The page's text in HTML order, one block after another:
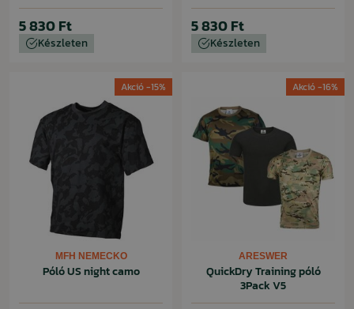
5 830 Ft
Készleten
5 830 Ft
Készleten
Akció -15%
MFH NEMECKO
Póló US night camo
Akció -16%
ARESWER
QuickDry Training póló
3Pack V5